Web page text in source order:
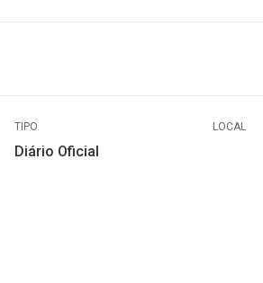
TIPO
Diário Oficial
LOCAL